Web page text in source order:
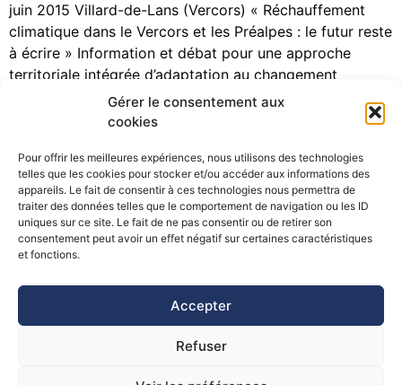
Gérer le consentement aux
cookies
Pour offrir les meilleures expériences, nous utilisons des technologies
telles que les cookies pour stocker et/ou accéder aux informations des
appareils. Le fait de consentir à ces technologies nous permettra de
traiter des données telles que le comportement de navigation ou les ID
uniques sur ce site. Le fait de ne pas consentir ou de retirer son
consentement peut avoir un effet négatif sur certaines caractéristiques
et fonctions.
Accepter
Refuser
juin 2015 Villard-de-Lans (Vercors) « Réchauffement
climatique dans le Vercors et les Préalpes : le futur reste
à écrire » Information et débat pour une approche
territoriale intégrée d’adaptation au changement
climatique Lancement du projet GICC ADAMONT Le
projet « Impacts du changement climatique et
porté par […]
©Pôle Alpin d’études et de recherche pour la prévention des